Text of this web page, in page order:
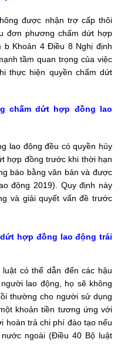
được nhận trợ cấp thôi
đơn phương chấm dứt hợp
b Khoản 4 Điều 8 Nghị định
tầm quan trọng của việc
thực hiện quyền chấm dứt
chấm dứt hợp đồng lao
lao động đều có quyền hủy
hợp đồng trước khi thời hạn
báo bằng văn bản và được
động 2019). Quy định này
và giải quyết vấn đề trước
hợp đồng lao động trái
có thể dẫn đến các hậu
lao động, họ sẽ không
thường cho người sử dụng
khoản tiền tương ứng với
hoàn trả chi phí đào tạo nếu
ngoài (Điều 40 Bộ luật